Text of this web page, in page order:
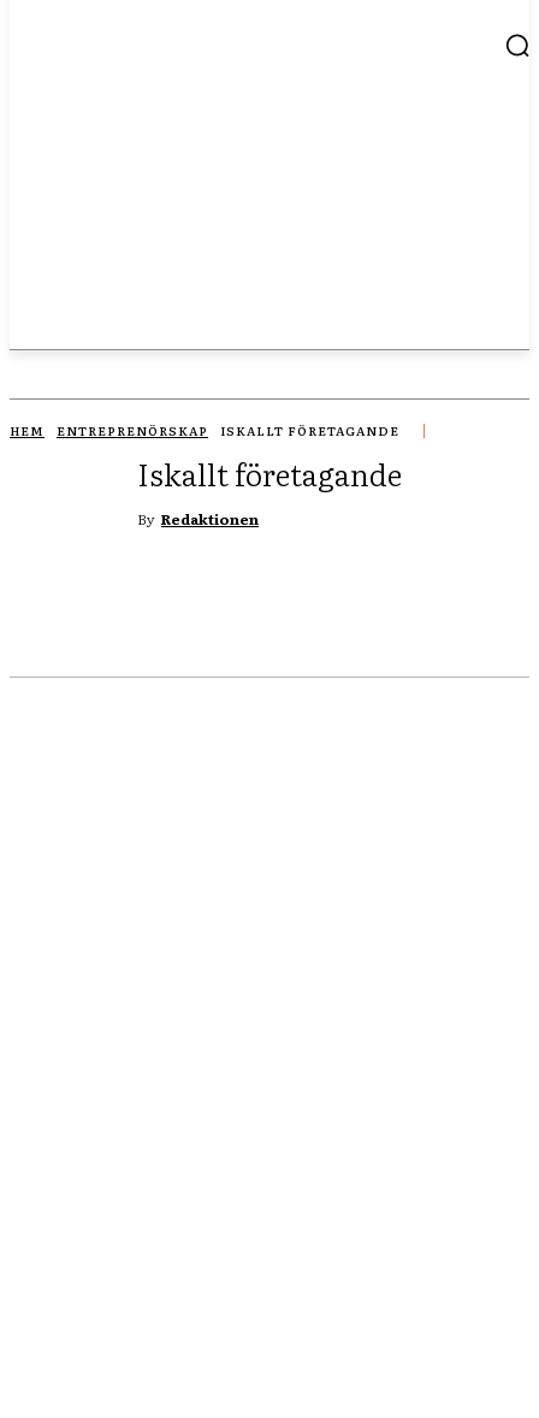
HEM ENTREPRENÖRSKAP ISKALLT FÖRETAGANDE
Iskallt företagande
By Redaktionen